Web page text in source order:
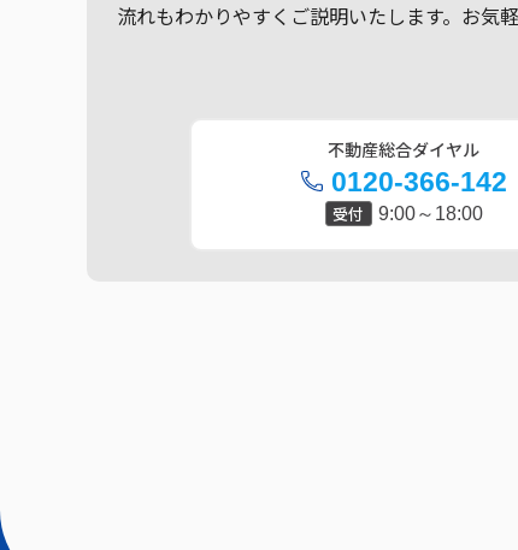
流れもわかりやすくご説明いたします。お気
不動産総合ダイヤル
0120-366-142
受付 9:00～18:00